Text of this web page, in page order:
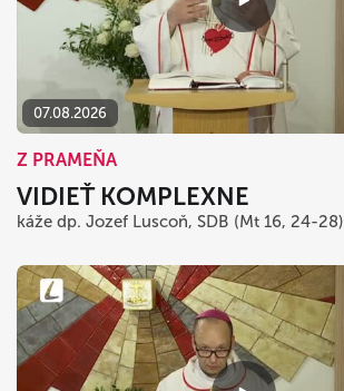
07.08.2026
Z PRAMEŇA
VIDIEŤ KOMPLEXNE
káže dp. Jozef Luscoň, SDB (Mt 16, 24-28)